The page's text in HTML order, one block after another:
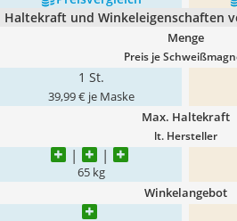
Haltekraft und Winkeleigenschaften
Menge
Preis je
1 St.
39,99 € je Maske
Max. Haltekraft
lt. Hersteller
65 kg
Winkelangebot